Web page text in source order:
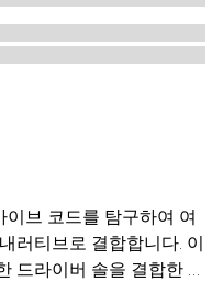
브 코드를 탐구하여 여
러티브로 결합합니다. 이
드라이버 솔을 결합한 디